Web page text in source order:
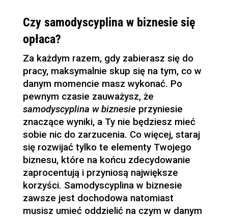
Czy samodyscyplina w biznesie się
opłaca?
Za każdym razem, gdy zabierasz się do
pracy, maksymalnie skup się na tym, co w
danym momencie masz wykonać. Po
pewnym czasie zauważysz, że
samodyscyplina w biznesie przyniesie
znaczące wyniki, a Ty nie będziesz mieć
sobie nic do zarzucenia. Co więcej, staraj
się rozwijać tylko te elementy Twojego
biznesu, które na końcu zdecydowanie
zaprocentują i przyniosą największe
korzyści. Samodyscyplina w biznesie
zawsze jest dochodowa natomiast
musisz umieć oddzielić na czym w danym